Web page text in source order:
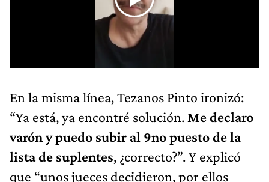
En la misma línea, Tezanos Pinto ironizó:
“Ya está, ya encontré solución. Me declaro
varóny puedo subir al 9no puesto de la
lista de suplentes, ¿correcto?”. Y explicó
que “unos jueces decidieron, por ellos